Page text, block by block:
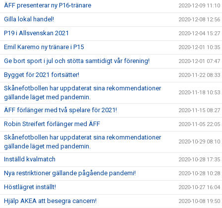
ÄFF presenterar ny P16-tränare 2020-12-09 11:10
Gilla lokal handel! 2020-12-08 12:56
P19 i Allsvenskan 2021 2020-12-04 15:27
Emil Karemo ny tränare i P15 2020-12-01 10:35
Ge bort sport i jul och stötta samtidigt vår förening! 2020-12-01 07:47
Bygget för 2021 fortsätter! 2020-11-22 08:33
Skånefotbollen har uppdaterat sina rekommendationer
gällande läget med pandemin.
2020-11-18 10:53
ÄFF förlänger med två spelare för 2021! 2020-11-15 08:27
Robin Streifert förlänger med ÄFF 2020-11-05 22:05
Skånefotbollen har uppdaterat sina rekommendationer
gällande läget med pandemin.
2020-10-29 08:10
Inställd kvalmatch 2020-10-28 17:35
Nya restriktioner gällande pågående pandemi! 2020-10-28 10:28
Höstlägret inställt! 2020-10-27 16:04
Hjälp AKEA att besegra cancern! 2020-10-08 19:50